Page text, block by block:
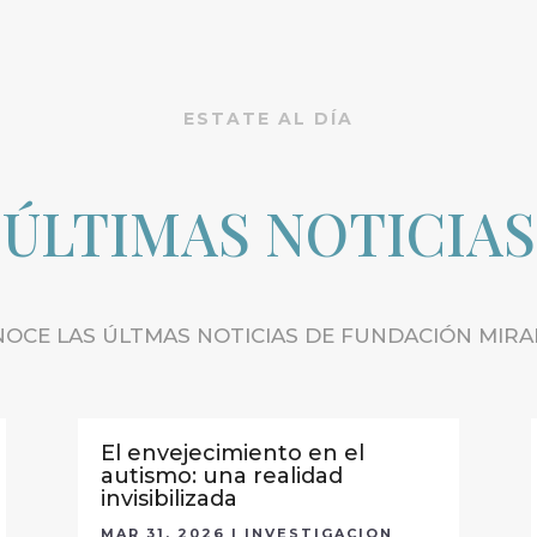
ESTATE AL DÍA
ÚLTIMAS NOTICIAS
LAS ÚLTMAS NOTICIAS DE FUNDACIÓN
El envejecimiento en el
autismo: una realidad
invisibilizada
MAR 31, 2026 | INVESTIGACION